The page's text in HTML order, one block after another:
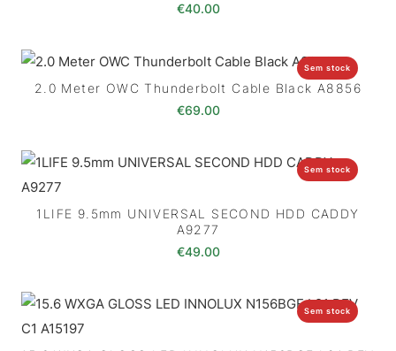
€40.00
Sem stock
2.0 Meter OWC Thunderbolt Cable Black A8856
€69.00
Sem stock
1LIFE 9.5mm UNIVERSAL SECOND HDD CADDY
A9277
€49.00
Sem stock